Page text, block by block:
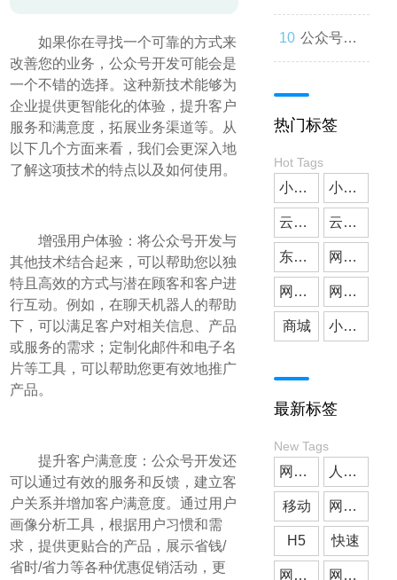
如果你在寻找一个可靠的方式来
改善您的业务，公众号开发可能会是
一个不错的选择。这种新技术能够为
企业提供更智能化的体验，提升客户
服务和满意度，拓展业务渠道等。从
以下几个方面来看，我们会更深入地
了解这项技术的特点以及如何使用。
增强用户体验：将公众号开发与
其他技术结合起来，可以帮助您以独
特且高效的方式与潜在顾客和客户进
行互动。例如，在聊天机器人的帮助
下，可以满足客户对相关信息、产品
或服务的需求；定制化邮件和电子名
片等工具，可以帮助您更有效地推广
产品。
提升客户满意度：公众号开发还
可以通过有效的服务和反馈，建立客
户关系并增加客户满意度。通过用户
画像分析工具，根据用户习惯和需
求，提供更贴合的产品，展示省钱/
省时/省力等各种优惠促销活动，更
择
入？
手？
巧
人：从奇
现实
公众号开
一款受欢
迎的社交
媒体应用
热门标签
Hot Tags
小微公司 小程序开发
云派网络 云派小程序开发
东莞小程序开发 网站建设
网站搭建 网站开发
商城 小程序商城
最新标签
New Tags
网站开发 人工智能
移动 网站制作
H5 快速
网站搭建 网站建设